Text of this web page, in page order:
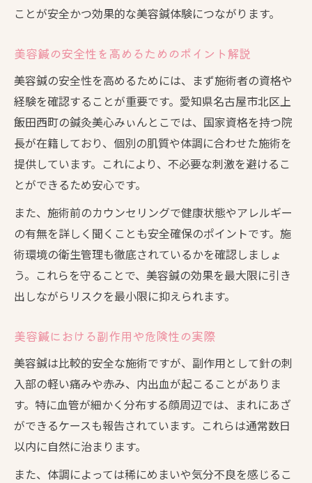
ことが安全かつ効果的な美容鍼体験につながります。
美容鍼の安全性を高めるためのポイント解説
美容鍼の安全性を高めるためには、まず施術者の資格や
経験を確認することが重要です。愛知県名古屋市北区上
飯田西町の鍼灸美心みぃんとこでは、国家資格を持つ院
長が在籍しており、個別の肌質や体調に合わせた施術を
提供しています。これにより、不必要な刺激を避けるこ
とができるため安心です。
また、施術前のカウンセリングで健康状態やアレルギー
の有無を詳しく聞くことも安全確保のポイントです。施
術環境の衛生管理も徹底されているかを確認しましょ
う。これらを守ることで、美容鍼の効果を最大限に引き
出しながらリスクを最小限に抑えられます。
美容鍼における副作用や危険性の実際
美容鍼は比較的安全な施術ですが、副作用として針の刺
入部の軽い痛みや赤み、内出血が起こることがありま
す。特に血管が細かく分布する顔周辺では、まれにあざ
ができるケースも報告されています。これらは通常数日
以内に自然に治まります。
また、体調によっては稀にめまいや気分不良を感じるこ